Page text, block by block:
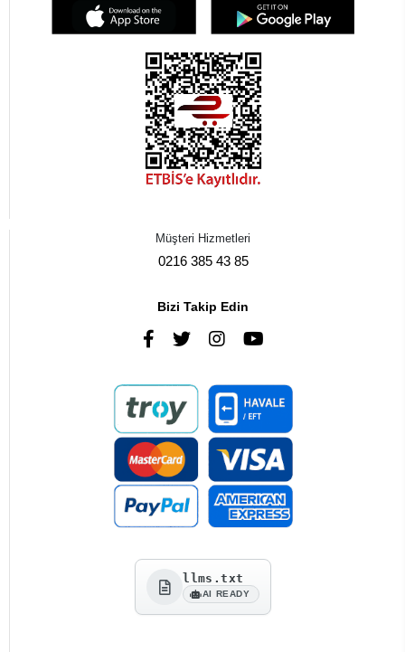
Müşteri Hizmetleri
0216 385 43 85
Bizi Takip Edin
llms.txt
AI READY